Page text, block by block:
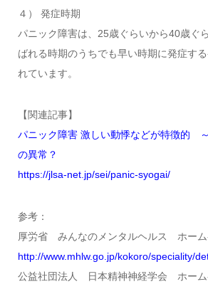
４） 発症時期
パニック障害は、25歳ぐらいから40歳ぐ
ばれる時期のうちでも早い時期に発症す
れています。
【関連記事】
パニック障害 激しい動悸などが特徴的
の異常？
https://jlsa-net.jp/sei/panic-syogai/
参考：
厚労省 みんなのメンタルヘルス ホーム
http://www.mhlw.go.jp/kokoro/speciality/
公益社団法人 日本精神神経学会 ホーム